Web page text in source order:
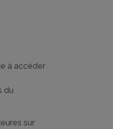
à accéder
du
sur